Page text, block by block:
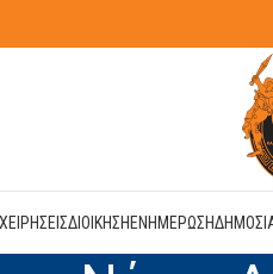
ΔΙΟΙΚΗΣΗΕΝΗΜΕΡΩΣΗ